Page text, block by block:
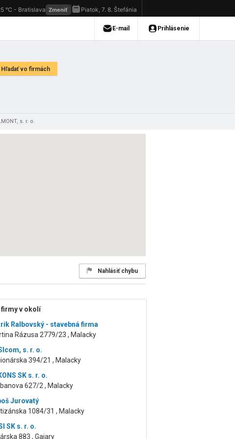
s. r. o.
Nahlásiť chybu
firmy v okolí
Ralbovský - stavebná firma
Rázusa 2779/23 , Malacky
s. r. o.
394/21 , Malacky
SK s. r. o.
627/2 , Malacky
Jurovatý
1084/31 , Malacky
SK s. r. o.
883 , Gajary